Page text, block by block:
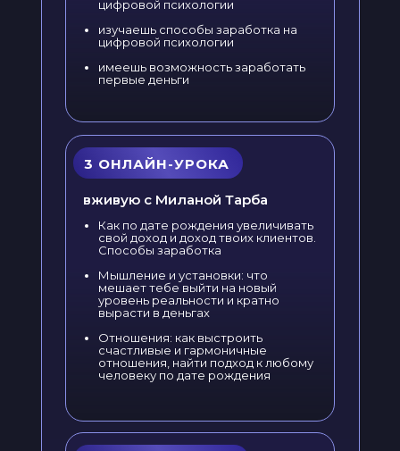
3 ОНЛАЙН-УРОКА
вживую с Миланой Тарба
Как по дате рождения увеличивать
свой доход и доход твоих клиентов.
Способы заработка
Мышление и установки: что
мешает тебе выйти на новый
уровень реальности и кратно
вырасти в деньгах
Отношения: как выстроить
счастливые и гармоничные
отношения, найти подход к любому
человеку по дате рождения
цифровой психологии
изучаешь способы заработка на
цифровой психологии
имеешь возможность заработать
первые деньги